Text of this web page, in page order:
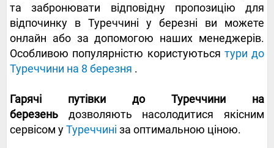
та забронювати відповідну пропозицію для
відпочинку в Туреччині у березні ви можете
онлайн або за допомогою наших менеджерів.
Особливою популярністю користуються тури до
Туреччини на 8 березня .
Гарячі путівки до Туреччини на
березень дозволяють насолодитися якісним
сервісом уТуреччині за оптимальною ціною.